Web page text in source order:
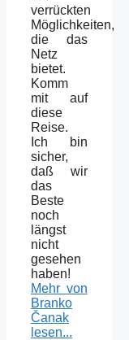
verrückten
Möglichkeiten,
die das
Netz
bietet.
Komm
mit auf
diese
Reise.
Ich bin
sicher,
daß wir
das
Beste
noch
längst
nicht
gesehen
haben!
Mehr von
Branko
Čanak
lesen...